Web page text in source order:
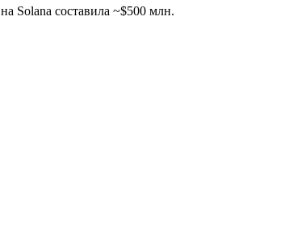
Solana составила ~$500 млн.